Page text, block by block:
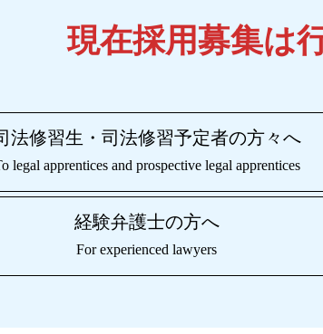
現在採用募集は
法修習生・司法修習予定者の方々へ
legal apprentices and prospective legal apprentices
経験弁護士の方へ
For experienced lawyers